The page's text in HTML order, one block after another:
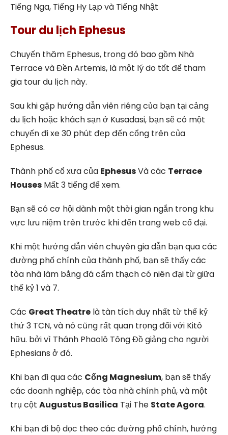
Tiếng Nga, Tiếng Hy Lạp và Tiếng Nhật
Tour du lịch Ephesus
Chuyến thăm Ephesus, trong đó bao gồm Nhà
Terrace và Đền Artemis, là một lý do tốt để tham
gia tour du lịch này.
Sau khi gặp hướng dẫn viên riêng của bạn tại cảng
du lịch hoặc khách sạn ở Kusadasi, bạn sẽ có một
chuyến đi xe 30 phút đẹp đến cổng trên của
Ephesus.
Thành phố cổ xưa của EphesusVà các Terrace
Houses Mất 3 tiếng để xem.
Bạn sẽ có cơ hội dành một thời gian ngắn trong khu
vực lưu niệm trên trước khi đến trang web cổ đại.
Khi một hướng dẫn viên chuyên gia dẫn bạn qua các
đường phố chính của thành phố, bạn sẽ thấy các
tòa nhà làm bằng đá cẩm thạch có niên đại từ giữa
thế kỷ 1 và 7.
Các Great Theatre là tàn tích duy nhất từ thế kỷ
thứ 3 TCN, và nó cũng rất quan trọng đối với Kitô
hữu. bởi vì Thánh Phaolô Tông Đồ giảng cho người
Ephesians ở đó.
Khi bạn đi qua các Cổng Magnesium, bạn sẽ thấy
các doanh nghiệp, các tòa nhà chính phủ, và một
trụ cột Augustus Basilica Tại The State Agora.
Khi bạn đi bộ dọc theo các đường phố chính, hướng